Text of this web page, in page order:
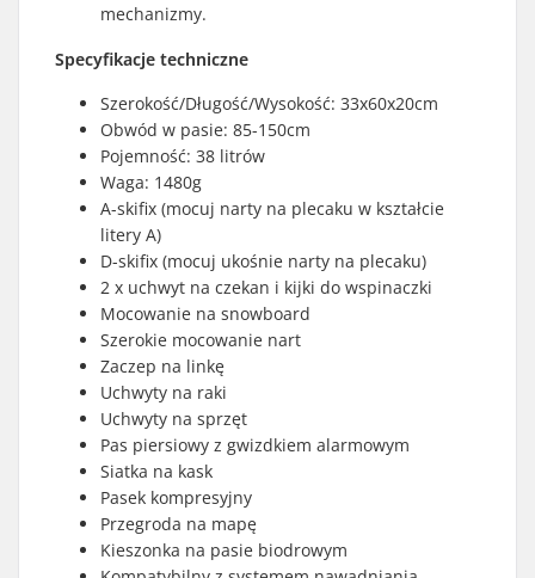
mechanizmy.
Specyfikacje techniczne
Szerokość/Długość/Wysokość: 33x60x20cm
Obwód w pasie: 85-150cm
Pojemność: 38 litrów
Waga: 1480g
A-skifix (mocuj narty na plecaku w kształcie
litery A)
D-skifix (mocuj ukośnie narty na plecaku)
2 x uchwyt na czekan i kijki do wspinaczki
Mocowanie na snowboard
Szerokie mocowanie nart
Zaczep na linkę
Uchwyty na raki
Uchwyty na sprzęt
Pas piersiowy z gwizdkiem alarmowym
Siatka na kask
Pasek kompresyjny
Przegroda na mapę
Kieszonka na pasie biodrowym